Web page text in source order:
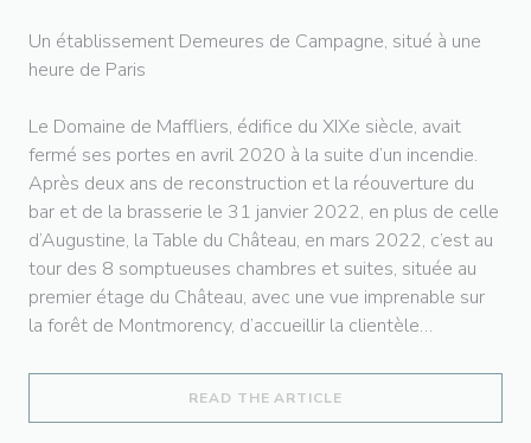
Un établissement Demeures de Campagne, situé à une
heure de Paris
Le Domaine de Maffliers, édifice du XIXe siècle, avait
fermé ses portes en avril 2020 à la suite d’un incendie.
Après deux ans de reconstruction et la réouverture du
bar et de la brasserie le 31 janvier 2022, en plus de celle
d’Augustine, la Table du Château, en mars 2022, c’est au
tour des 8 somptueuses chambres et suites, située au
premier étage du Château, avec une vue imprenable sur
la forêt de Montmorency, d’accueillir la clientèle…
READ THE ARTICLE